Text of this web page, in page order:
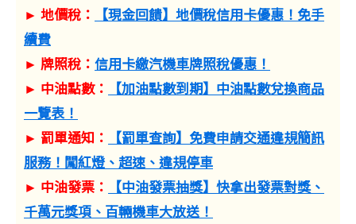
► 地價稅：
【現金回饋】地價稅信用卡優惠！免手
續費
► 牌照稅： 信用卡繳汽機車牌照稅優惠！
► 中油點數：
【加油點數到期】中油點數兌換商品
一覽表！
► 罰單通知：
【罰單查詢】免費申請交通違規簡訊
服務！闖紅燈、超速、違規停車
► 中油發票：
【中油發票抽獎】快拿出發票對獎、
千萬元獎項、百輛機車大放送！